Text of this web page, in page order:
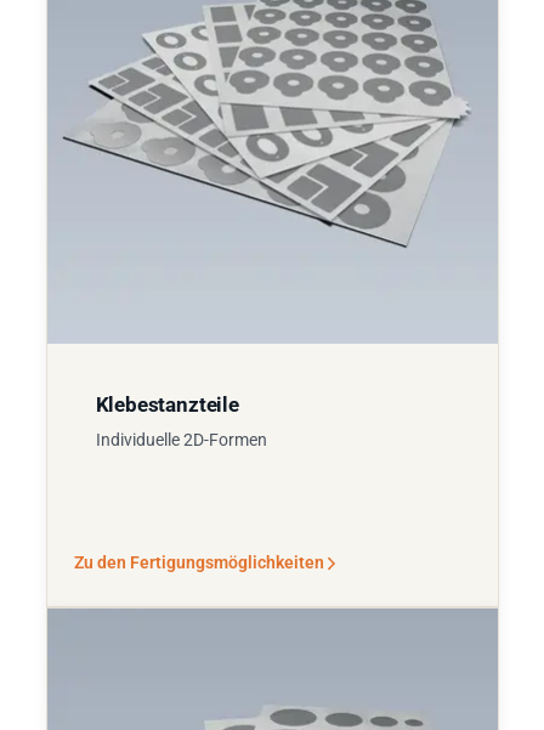
Klebestanzteile
Individuelle 2D-Formen
Zu den Fertigungsmöglichkeiten